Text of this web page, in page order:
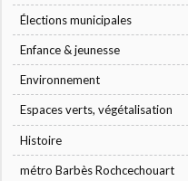
Élections municipales
Enfance & jeunesse
Environnement
Espaces verts, végétalisation
Histoire
métro Barbès Rochcechouart